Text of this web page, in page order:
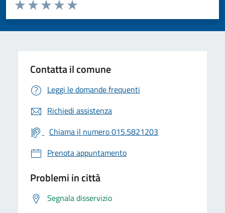
Valuta 5 stelle su 5
Valuta 4 stelle su 5
Valuta 3 stelle su 5
Valuta 2 stelle su 5
Valuta 1 stelle su 5
Contatta il comune
Leggi le domande frequenti
Richiedi assistenza
Chiama il numero 015.5821203
Prenota appuntamento
Problemi in città
Segnala disservizio